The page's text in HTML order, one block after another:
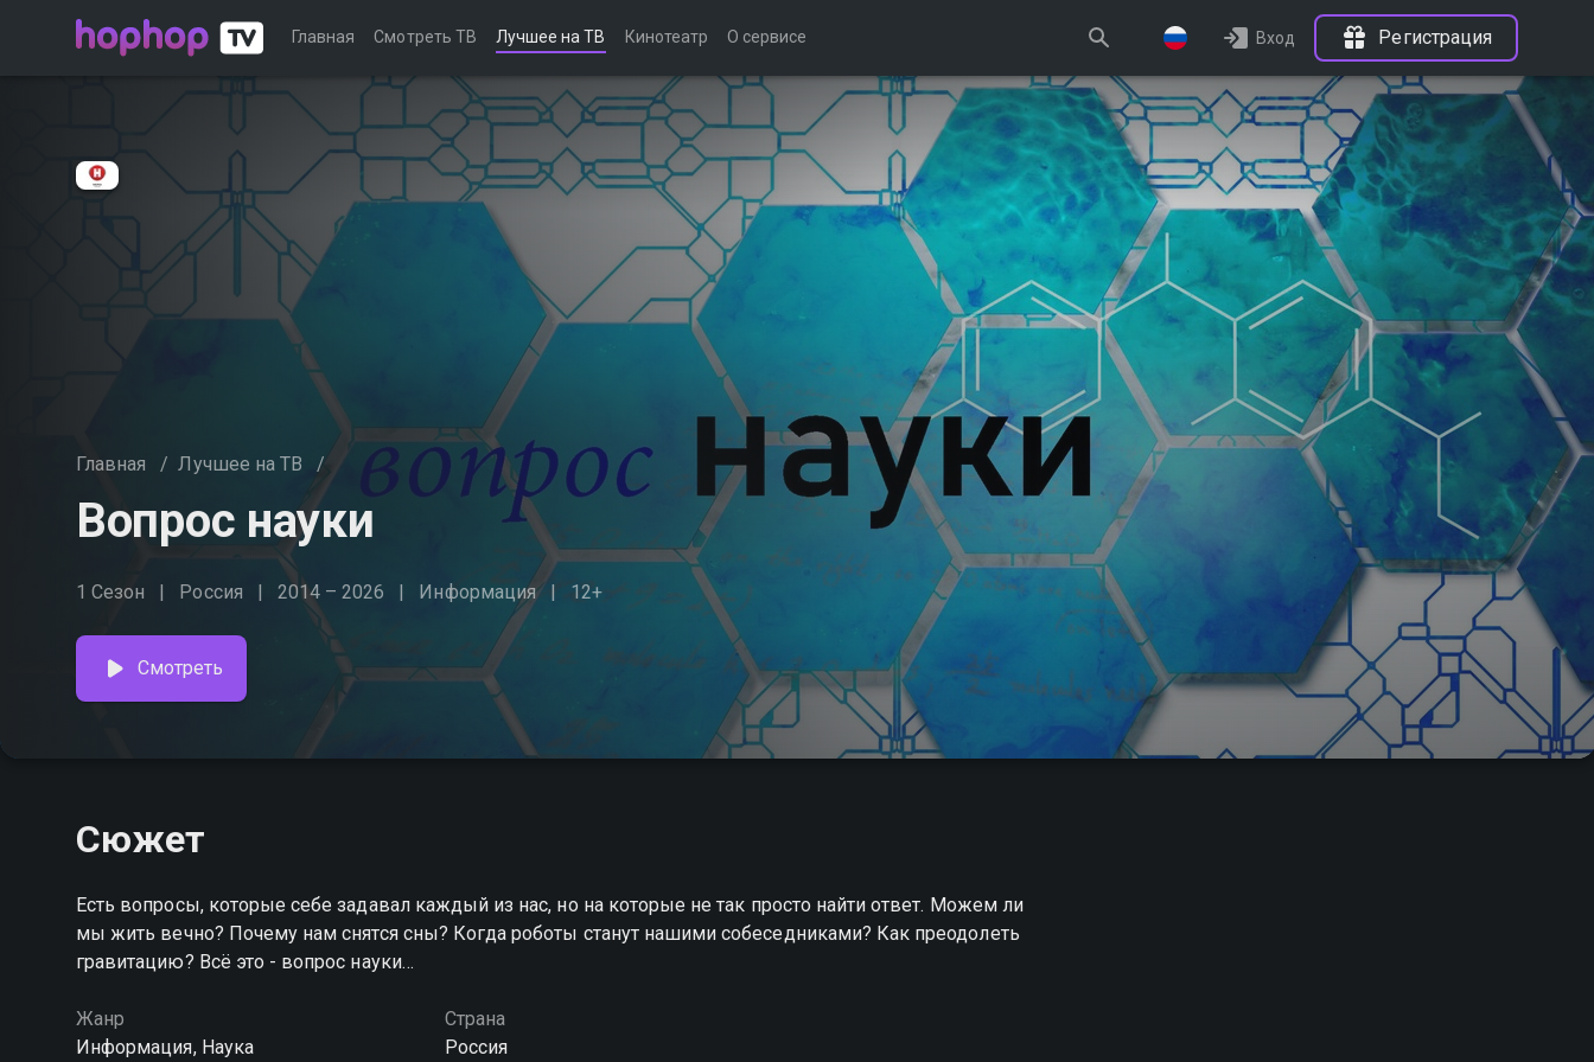
Главная Смотреть ТВ Лучшее на ТВ Кинотеатр О сервисе Вход Регистрация
Главная / Лучшее на ТВ /
Вопрос науки
1 Сезон Россия 2014 – 2026 Информация 12+
Смотреть
Сюжет
Есть вопросы, которые себе задавал каждый из нас, но на которые не так просто найти ответ. Можем ли
мы жить вечно? Почему нам снятся сны? Когда роботы станут нашими собеседниками? Как преодолеть
гравитацию? Всё это - вопрос науки…
Жанр
Информация, Наука
Страна
Россия